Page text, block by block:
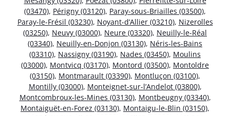
(03470), Périgny (03120), Paray-sous-Briailles (03500),
Paray-le-Frésil (03230), Noyant-d’Allier (03210), Nizerolles
(03250), Neuvy (03000), Neure (03320), Neuilly-le-Réal
(03340), Neuilly-en-Donjon (03130), Néris-les-Bains
(03310), Nassigny (03190), Nades (03450), Moulins
(03000), Montvicq (03170), Montord (03500), Montoldre
(03150), Montmarault (03390), Montluçon (03100),
Montilly (03000), Monteignet-sur-l’Andelot (03800),
Montcombroux-les-Mines (03130), Montbeugny (03340),
Montaiguët-en-Forez (03130), Montaigu-le-Blin (03150),